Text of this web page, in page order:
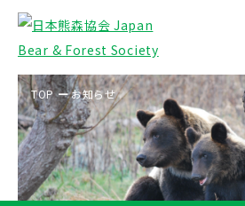
TOP お知らせ